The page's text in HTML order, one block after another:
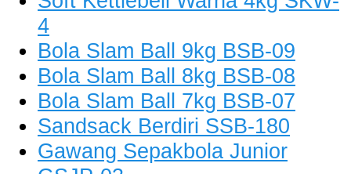
4
Bola Slam Ball 9kg BSB-09
Bola Slam Ball 8kg BSB-08
Bola Slam Ball 7kg BSB-07
Sandsack Berdiri SSB-180
Gawang Sepakbola Junior